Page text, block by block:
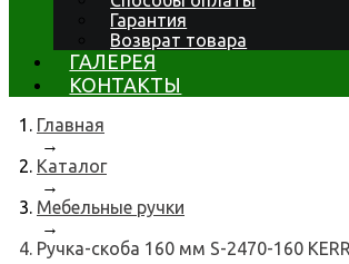
Гарантия
Возврат товара
ГАЛЕРЕЯ
КОНТАКТЫ
Главная
→
Каталог
→
Мебельные ручки
→
Ручка-скоба 160 мм S-2470-160